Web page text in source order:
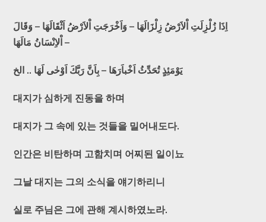
اِذَا زُلْزِلَتِ اْلاَرْضُ زِلْزَالَهَا – وَاَخْرَجَتِ اْلاَرْضُ اَثْقَالَهَا – وَقَالَ
اْلاِنْسَانُ مَالَهَا –
يَوْمَئِذٍ تُحَدِّثُ اَخْباَرَهَا – بِاَنَّ رَبَّكَ اَوْحٰى لَهَا .. الخ
대지가 심하게 진동을하며
대지가 그 속에 있는 것들을 밀어내도다.
인간은 비탄하며 고함치며 어찌된 일이뇨
그날대지는 그의 소식을 얘기하리니
실로 주님은 그에 관해계시하였노라.